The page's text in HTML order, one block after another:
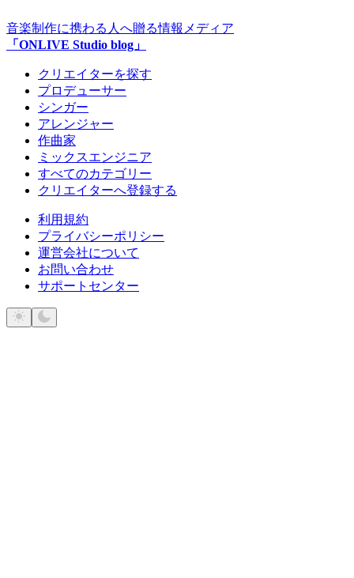
音楽制作に携わる人へ贈る情報メディア
「ONLIVE Studio blog」
クリエイターを探す
プロデューサー
シンガー
アレンジャー
作曲家
ミックスエンジニア
すべてのカテゴリー
クリエイターへ登録する
利用規約
プライバシーポリシー
運営会社について
お問い合わせ
サポートセンター